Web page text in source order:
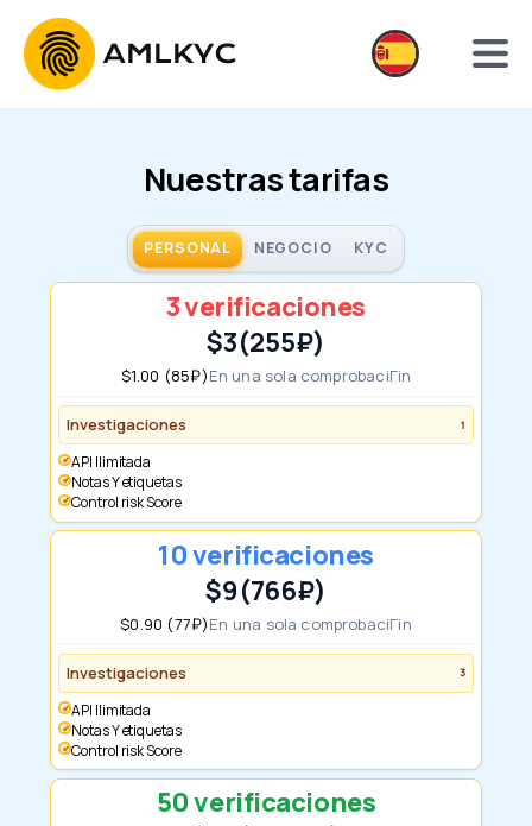
Nuestras tarifas
PERSONAL NEGOCIO KYC
3 verificaciones
$3(255₽)
$1.00 (85₽)En una sola comprobaciГіn
Investigaciones 1
API Ilimitada
notas Y etiquetas
Control risk Score
10 verificaciones
$9(766₽)
$0.90 (77₽)En una sola comprobaciГіn
Investigaciones 3
API Ilimitada
notas Y etiquetas
Control risk Score
50 verificaciones